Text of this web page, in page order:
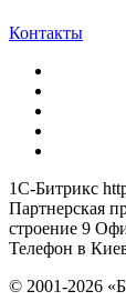
Контакты
1С-Битрикс
Партнерская
строение 9
Телефон в
© 2001-2026